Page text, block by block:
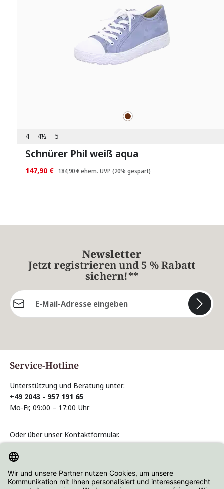
braun
4 4½ 5
Schnürer Phil weiß aqua
147,90 € 184,90 €ehem. UVP (20% gespart)
Newsletter
Jetzt registrieren und 5 % Rabatt
sichern!**
E-Mail-Adresse*
Service-Hotline
Unterstützung und Beratung unter:
+49 2043 - 957 191 65
Mo-Fr, 09:00 – 17:00 Uhr
Oder über unser Kontaktformular.